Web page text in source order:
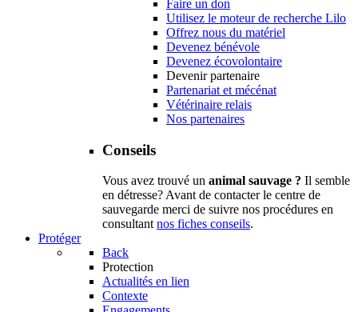
Faire un don
Utilisez le moteur de recherche Lilo
Offrez nous du matériel
Devenez bénévole
Devenez écovolontaire
Devenir partenaire
Partenariat et mécénat
Vétérinaire relais
Nos partenaires
Conseils
Vous avez trouvé un animal sauvage ? Il semble
en détresse? Avant de contacter le centre de
sauvegarde merci de suivre nos procédures en
consultantnos fiches conseils.
Protéger
Back
Protection
Actualités en lien
Contexte